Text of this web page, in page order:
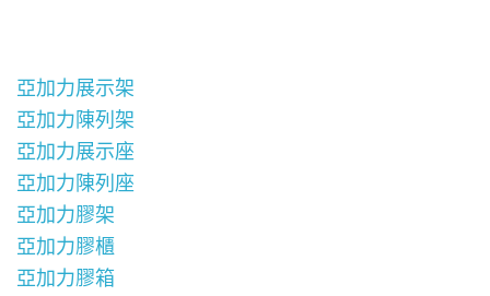
亞加力展示架
亞加力陳列架
亞加力展示座
亞加力陳列座
亞加力膠架
亞加力膠櫃
亞加力膠箱